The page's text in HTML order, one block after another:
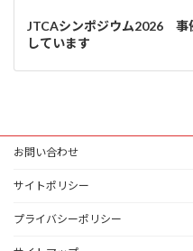
JTCAシンポジウム2026 事
しています
お問い合わせ
サイトポリシー
プライバシーポリシー